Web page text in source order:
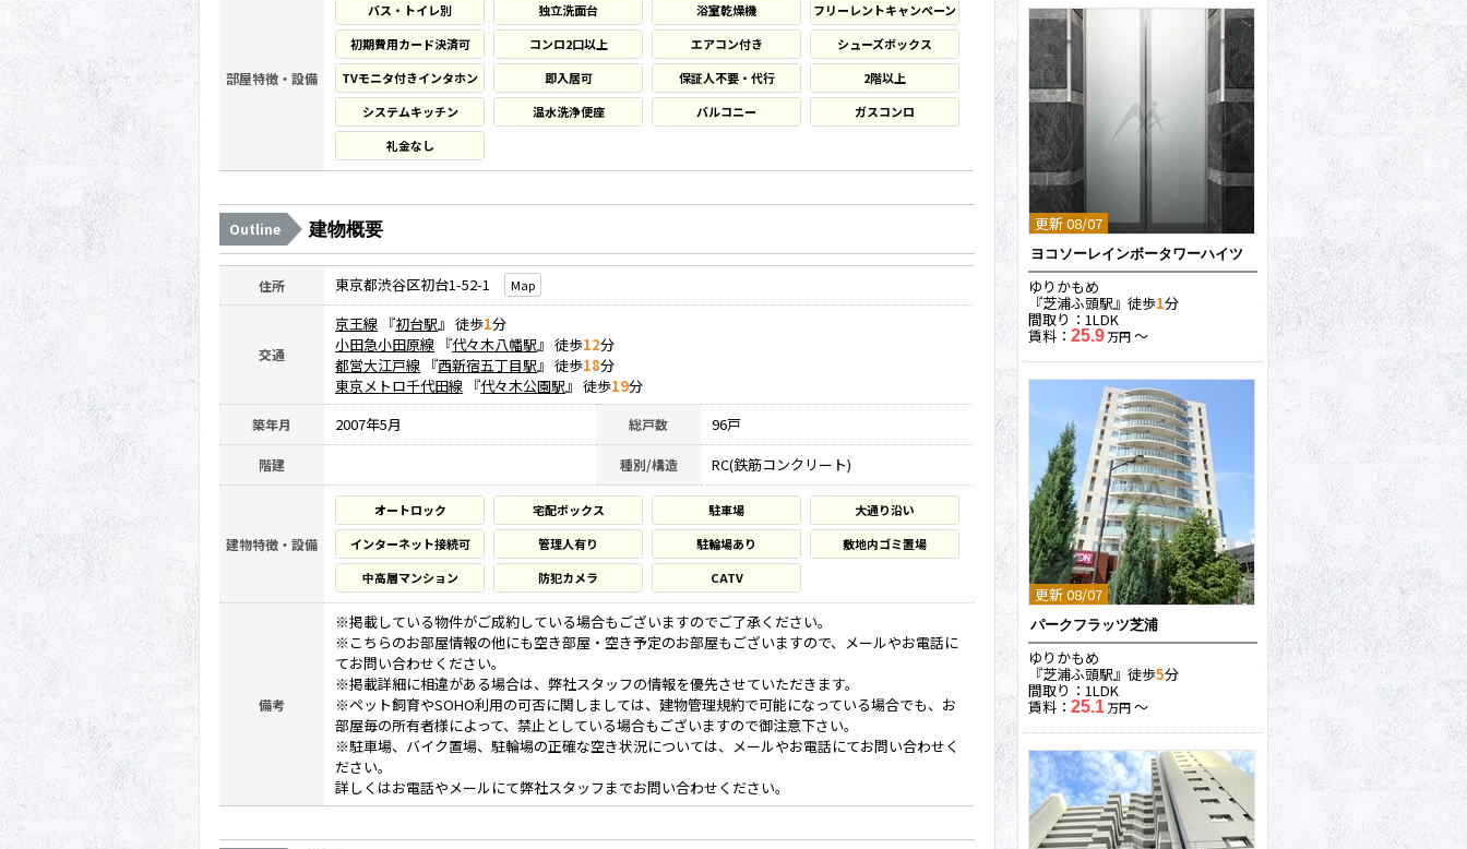
部屋特徴・設備
バス・トイレ別 独立洗面台 浴室乾燥機
フリーレントキャンペーン
初期費用カード決済可
コンロ2口以上 エアコン付き
シューズボックス
TVモニタ付きインタホン
即入居可 保証人不要・代行
2階以上
システムキッチン
温水洗浄便座 バルコニー
ガスコンロ
礼金なし
Outline 建物概要
住所 東京都渋谷区初台1-52-1 Map
交通
京王線 『初台駅』 徒歩1分
小田急小田原線 『代々木八幡駅』 徒歩12分
都営大江戸線 『西新宿五丁目駅』 徒歩18分
東京メトロ千代田線 『代々木公園駅』 徒歩19分
築年月 2007年5月 総戸数 96戸
階建 種別/構造 RC(鉄筋コンクリート)
建物特徴・設備
オートロック 宅配ボックス 駐車場
大通り沿い
インターネット接続可
管理人有り 駐輪場あり
敷地内ゴミ置場
中高層マンション
防犯カメラ CATV
備考
※掲載している物件がご成約している場合もございますのでご了承ください。
※こちらのお部屋情報の他にも空き部屋・空き予定のお部屋もございますので、メールやお電話に
てお問い合わせください。
※掲載詳細に相違がある場合は、弊社スタッフの情報を優先させていただきます。
※ペット飼育やSOHO利用の可否に関しましては、建物管理規約で可能になっている場合でも、お
部屋毎の所有者様によって、禁止としている場合もございますので御注意下さい。
※駐車場、バイク置場、駐輪場の正確な空き状況については、メールやお電話にてお問い合わせく
ださい。
詳しくはお電話やメールにて弊社スタッフまでお問い合わせください。
更新 08/07
ヨコソーレインボータワーハイツ
ゆりかもめ
『芝浦ふ頭駅』徒歩1分
間取り：1LDK
賃料： 25.9万円〜
更新 08/07
パークフラッツ芝浦
ゆりかもめ
『芝浦ふ頭駅』徒歩5分
間取り：1LDK
賃料： 25.1万円〜